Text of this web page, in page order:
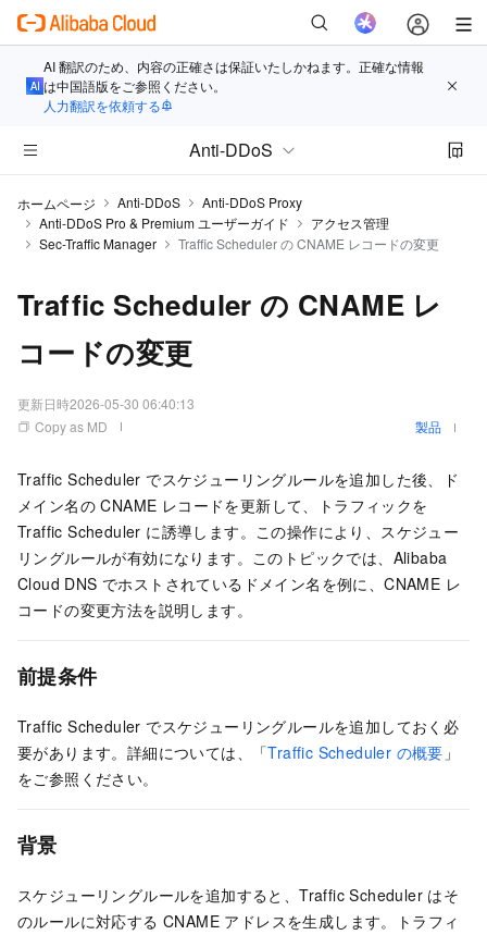
AI 翻訳のため、内容の正確さは保証いたしかねます。正確な情報
は中国語版をご参照ください。
人力翻訳を依頼する
Anti-DDoS
ホームページ Anti-DDoS
Anti-DDoS Proxy
Anti-DDoS Pro & Premium ユーザーガイド
アクセス管理
Sec-Traffic Manager
Traffic Scheduler の CNAME レコードの変更
Traffic Scheduler の CNAME レ
コードの変更
更新日時2026-05-30 06:40:13
Copy as MD
製品
Traffic Scheduler でスケジューリングルールを追加した後、ド
メイン名の CNAME レコードを更新して、トラフィックを
Traffic Scheduler に誘導します。この操作により、スケジュー
リングルールが有効になります。このトピックでは、Alibaba
Cloud DNS でホストされているドメイン名を例に、CNAME レ
コードの変更方法を説明します。
前提条件
Traffic Scheduler でスケジューリングルールを追加しておく必
要があります。詳細については、「Traffic Scheduler の概要 」
をご参照ください。
背景
スケジューリングルールを追加すると、Traffic Scheduler はそ
のルールに対応する CNAME アドレスを生成します。トラフィ